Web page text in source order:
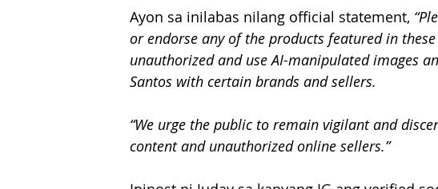
Ayon sa inilabas nilang official statement,
or endorse any of the products featured in
unauthorized and use AI-manipulated images
Santos with certain brands and sellers.
“We urge the public to remain vigilant and
content and unauthorized online sellers.”